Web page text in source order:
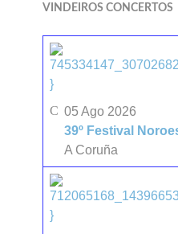
VINDEIROS CONCERTOS
}
05 Ago 2026
39º Festival
A Coruña
}